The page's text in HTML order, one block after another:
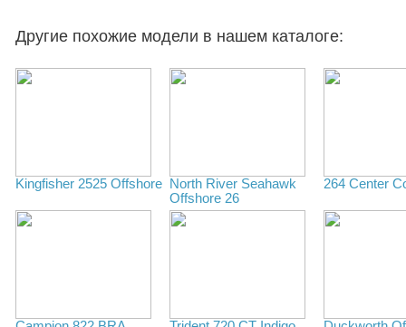
Другие похожие модели в нашем каталоге:
Kingfisher 2525 Offshore
North River Seahawk
Offshore 26
264 Center